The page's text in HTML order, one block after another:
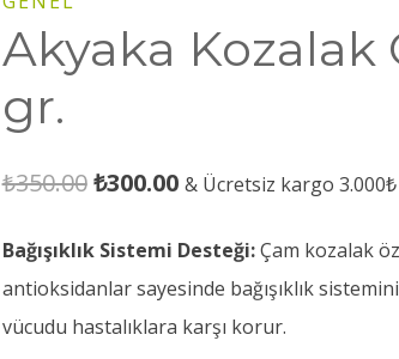
Akyaka Kozalak
gr.
₺350.00 Orijinal
₺350.00.
₺300.00Şu
fiyat:
₺300.00.
& Ücretsiz kargo
Bağışıklık Sistemi Desteği:Çam kozalak
antioksidanlar sayesinde bağışıklık
vücudu hastalıklara karşı korur.